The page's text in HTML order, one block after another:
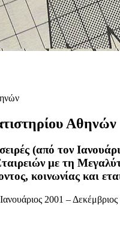
Αθηνών
(από τον
με τη
κοινωνίας και
Ιανουάριος 2001 –